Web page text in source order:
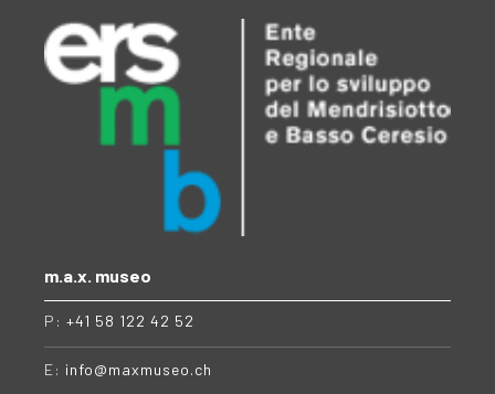
m.a.x. museo
P: +41 58 122 42 52
E: info@maxmuseo.ch